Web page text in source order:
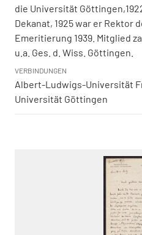
die Universität
Dekanat, 1925 war er Rektor
Emeritierung 1939. Mitglied
u.a. Ges. d. Wiss. Göttingen.
VERBINDUNGEN
Albert-Ludwigs-Universität
Universität Göttingen